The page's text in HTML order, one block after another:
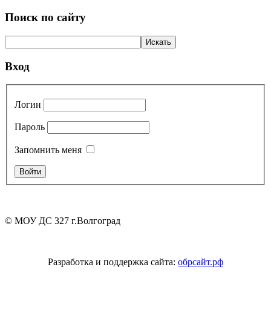
Поиск по сайту
Вход
Логин
Пароль
Запомнить меня
© МОУ ДС 327 г.Волгоград
Разработка и поддержка сайта: обрсайт.рф